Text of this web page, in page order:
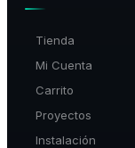
Tienda
Mi Cuenta
Carrito
Proyectos
Instalación